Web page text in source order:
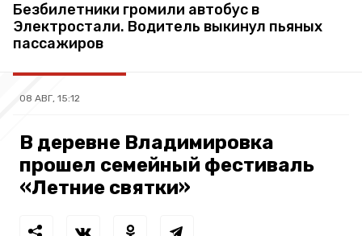
Безбилетники громили автобус в
Электростали. Водитель выкинул пьяных
пассажиров
08 АВГ, 15:12
В деревне Владимировка
прошел семейный фестиваль
«Летние святки»